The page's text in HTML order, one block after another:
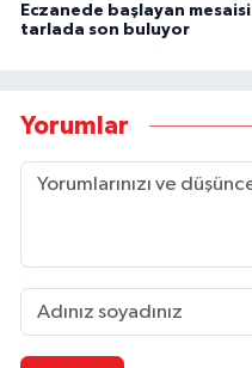
Eczanede başlayan mesaisi
tarlada son buluyor
Yorumlar